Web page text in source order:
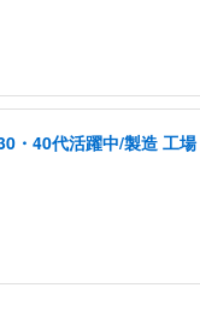
・40代活躍中/製造 工場